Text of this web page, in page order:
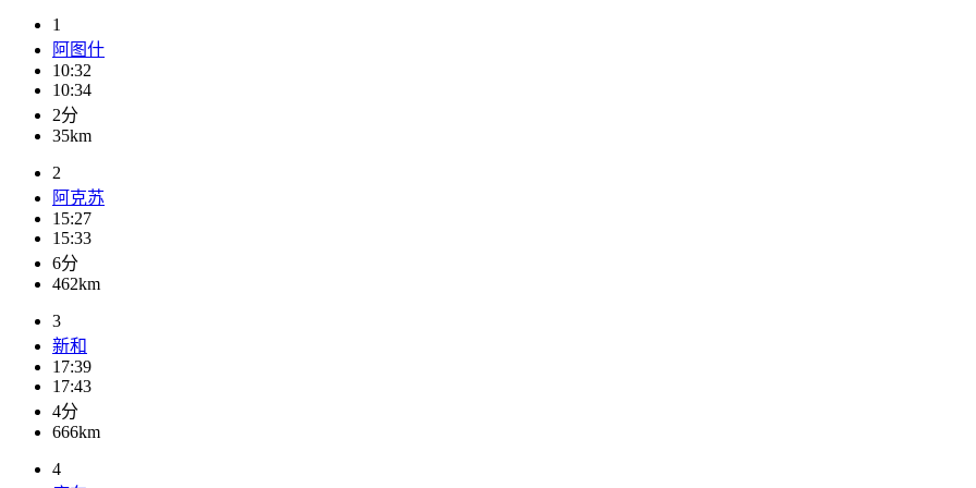
1
阿图什
10:32
10:34
2分
35km
2
阿克苏
15:27
15:33
6分
462km
3
新和
17:39
17:43
4分
666km
4